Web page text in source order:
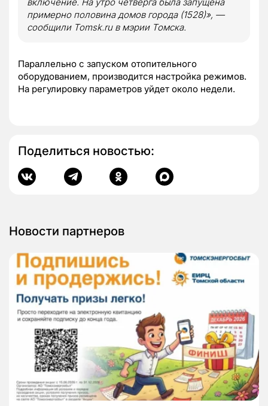
примерно половина домов города (1528)», —
сообщили Tomsk.ru в мэрии Томска.
Параллельно с запуском отопительного
оборудованием, производится настройка режимов.
На регулировку параметров уйдет около недели.
Поделиться новостью:
Новости партнеров